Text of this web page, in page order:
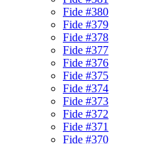
Fide #380
Fide #379
Fide #378
Fide #377
Fide #376
Fide #375
Fide #374
Fide #373
Fide #372
Fide #371
Fide #370